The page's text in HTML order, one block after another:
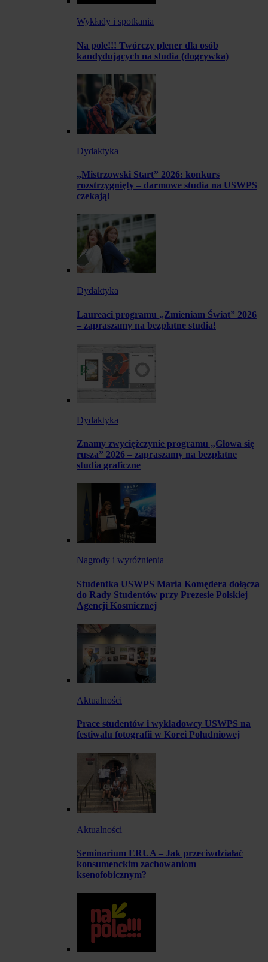
Wykłady i spotkania
Na pole!!! Twórczy plener dla osób
kandydujących na studia (dogrywka)
Dydaktyka
„Mistrzowski Start” 2026: konkurs
rozstrzygnięty – darmowe studia na USWPS
czekają!
Dydaktyka
Laureaci programu „Zmieniam Świat” 2026
– zapraszamy na bezpłatne studia!
Dydaktyka
Znamy zwyciężczynie programu „Głowa się
rusza” 2026 – zapraszamy na bezpłatne
studia graficzne
Nagrody i wyróżnienia
Studentka USWPS Maria Komędera dołącza
do Rady Studentów przy Prezesie Polskiej
Agencji Kosmicznej
Aktualności
Prace studentów i wykładowcy USWPS na
festiwalu fotografii w Korei Południowej
Aktualności
Seminarium ERUA – Jak przeciwdziałać
konsumenckim zachowaniom
ksenofobicznym?